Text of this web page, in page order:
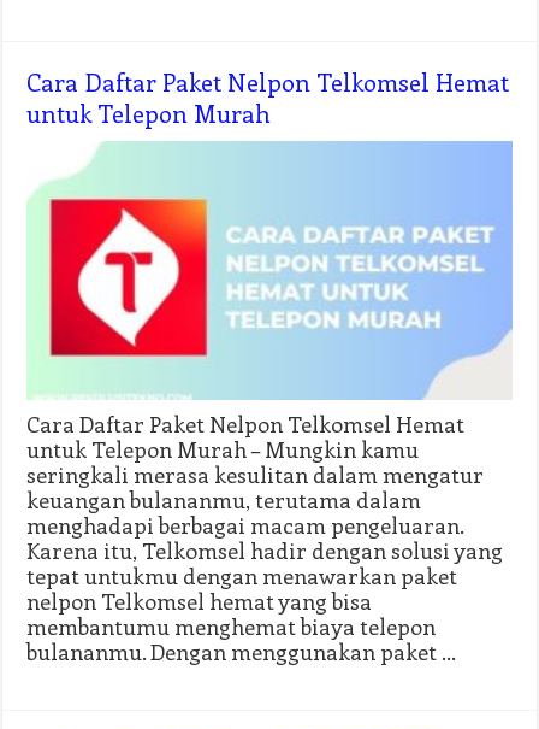
Cara Daftar Paket Nelpon Telkomsel Hemat
untuk Telepon Murah
Cara Daftar Paket Nelpon Telkomsel Hemat
untuk Telepon Murah – Mungkin kamu
seringkali merasa kesulitan dalam mengatur
keuangan bulananmu, terutama dalam
menghadapi berbagai macam pengeluaran.
Karena itu, Telkomsel hadir dengan solusi yang
tepat untukmu dengan menawarkan paket
nelpon Telkomsel hemat yang bisa
membantumu menghemat biaya telepon
bulananmu. Dengan menggunakan paket …